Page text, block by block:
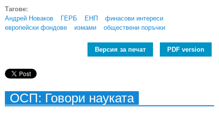
Тагове:
Андрей Новаков
ГЕРБ ЕНП
финасови интереси
европейски фондове
измами обществени поръчки
Версия за печат PDF version
ОСП: Говори науката